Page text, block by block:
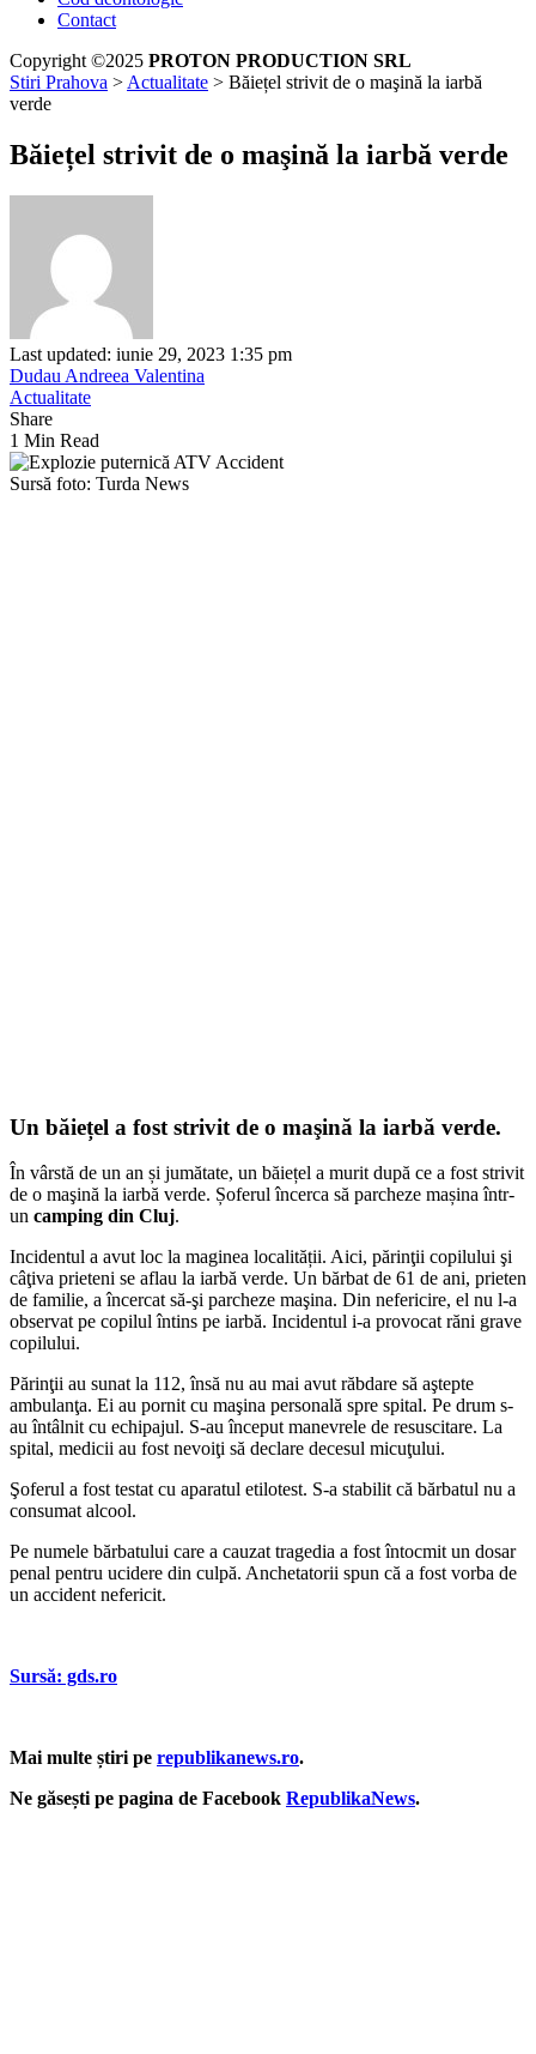
Contact
Copyright ©2025 PROTON PRODUCTION SRL
Stiri Prahova > Actualitate > Băiețel strivit de o maşină la iarbă
verde
Băiețel strivit de o maşină la iarbă verde
Last updated: iunie 29, 2023 1:35 pm
Dudau Andreea Valentina
Actualitate
Share
1 Min Read
Sursă foto: Turda News
Un băiețel a fost strivit de o maşină la iarbă verde.
În vârstă de un an și jumătate, un băiețel a murit după ce a fost strivit
de o maşină la iarbă verde. Șoferul încerca să parcheze mașina într-
un camping din Cluj.
Incidentul a avut loc la maginea localității. Aici, părinţii copilului şi
câţiva prieteni se aflau la iarbă verde. Un bărbat de 61 de ani, prieten
de familie, a încercat să-şi parcheze maşina. Din nefericire, el nu l-a
observat pe copilul întins pe iarbă. Incidentul i-a provocat răni grave
copilului.
Părinţii au sunat la 112, însă nu au mai avut răbdare să aştepte
ambulanţa. Ei au pornit cu maşina personală spre spital. Pe drum s-
au întâlnit cu echipajul. S-au început manevrele de resuscitare. La
spital, medicii au fost nevoiţi să declare decesul micuţului.
Şoferul a fost testat cu aparatul etilotest. S-a stabilit că bărbatul nu a
consumat alcool.
Pe numele bărbatului care a cauzat tragedia a fost întocmit un dosar
penal pentru ucidere din culpă. Anchetatorii spun că a fost vorba de
un accident nefericit.
Sursă: gds.ro
Mai multe știri pe republikanews.ro.
Ne găsești pe pagina de Facebook RepublikaNews.